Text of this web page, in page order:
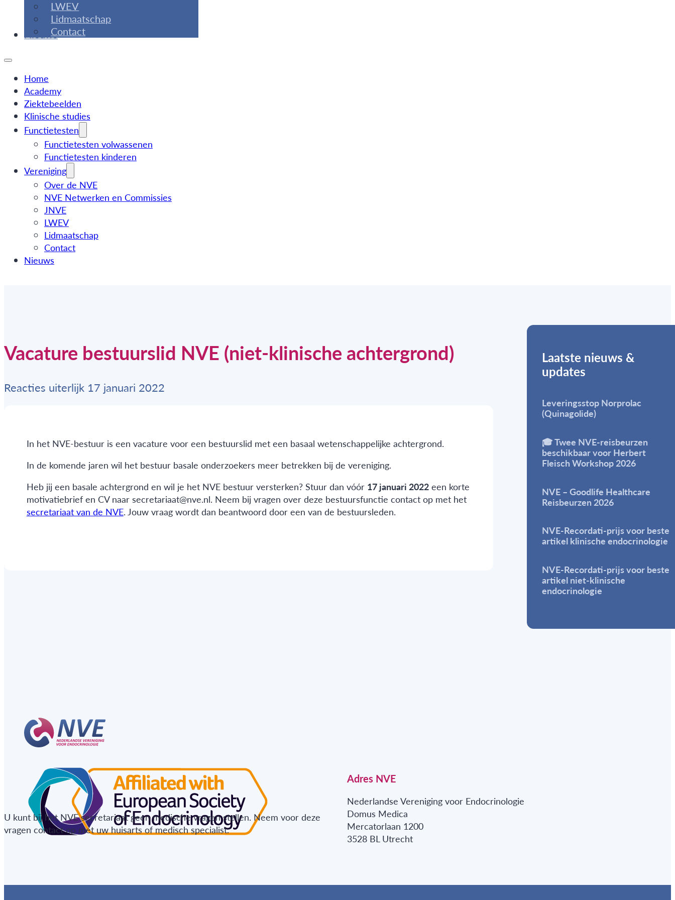
LWEV
Lidmaatschap
Contact
Nieuws
Home
Academy
Ziektebeelden
Klinische studies
Functietesten
Functietesten volwassenen
Functietesten kinderen
Vereniging
Over de NVE
NVE Netwerken en Commissies
JNVE
LWEV
Lidmaatschap
Contact
Nieuws
Vacature bestuurslid NVE (niet-klinische achtergrond)
Reacties uiterlijk 17 januari 2022
In het NVE-bestuur is een vacature voor een bestuurslid met een basaal wetenschappelijke achtergrond.
In de komende jaren wil het bestuur basale onderzoekers meer betrekken bij de vereniging.
Heb jij een basale achtergrond en wil je het NVE bestuur versterken? Stuur dan vóór 17 januari 2022een korte
motivatiebrief en CV naar secretariaat@nve.nl. Neem bij vragen over deze bestuursfunctie contact op met het
secretariaat van de NVE. Jouw vraag wordt dan beantwoord door een van de bestuursleden.
Laatste nieuws &
updates
Leveringsstop Norprolac
(Quinagolide)
🎓 Twee NVE-reisbeurzen
beschikbaar voor Herbert
Fleisch Workshop 2026
NVE – Goodlife Healthcare
Reisbeurzen 2026
NVE-Recordati-prijs voor beste
artikel klinische endocrinologie
NVE-Recordati-prijs voor beste
artikel niet-klinische
endocrinologie
U kunt bij het NVE secretariaat geen medische vragen stellen. Neem voor deze
vragen contact op met uw huisarts of medisch specialist.
Adres NVE
Nederlandse Vereniging voor Endocrinologie
Domus Medica
Mercatorlaan 1200
3528 BL Utrecht